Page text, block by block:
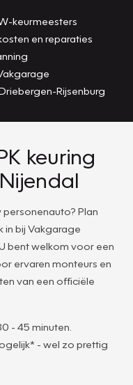
keurmeesters
en reparaties
Rijsenburg
keuring
personenauto? Plan
in bij Vakgarage
bent welkom voor een
ervaren monteurs en
van een officiële
- 45 minuten.
- wel zo prettig